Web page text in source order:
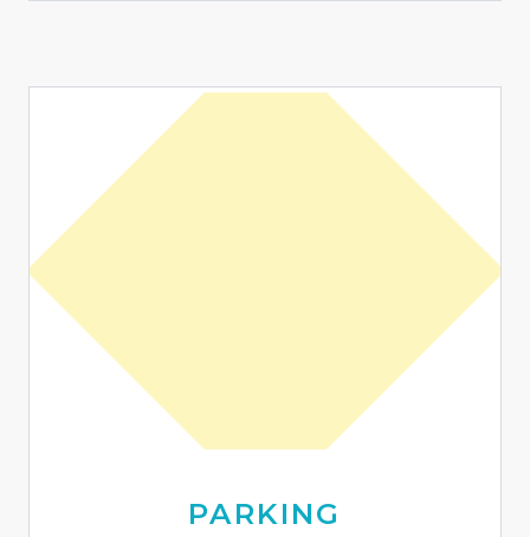
PARKING